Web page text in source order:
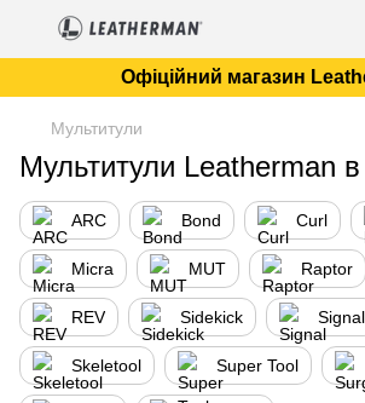
Офіційний магазин
Мультитули
Мультитули Leatherman
ARC Bond Curl
Micra MUT Raptor
REV Sidekick Signal
Skeletool Super Tool